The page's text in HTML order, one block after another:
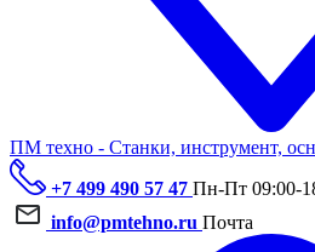
ПМ техно - Станки, инструмент,
+7 499 490 57 47 Пн-Пт 09:00-
info@pmtehno.ru Почта